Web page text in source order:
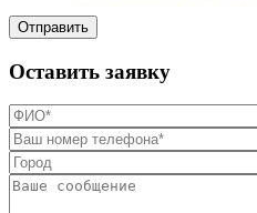
Отправить
Оставить заявку